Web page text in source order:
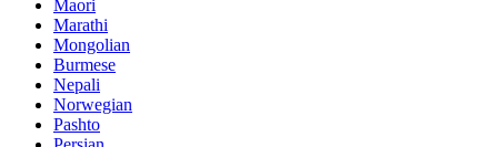
Maori
Marathi
Mongolian
Burmese
Nepali
Norwegian
Pashto